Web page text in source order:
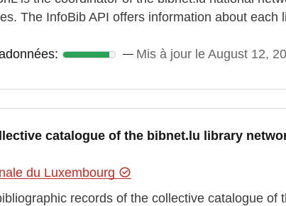
The InfoBib API offers information about each
Mis à jour le August 12,
catalogue of the bibnet.lu library
du Luxembourg
records of the collective catalogue of